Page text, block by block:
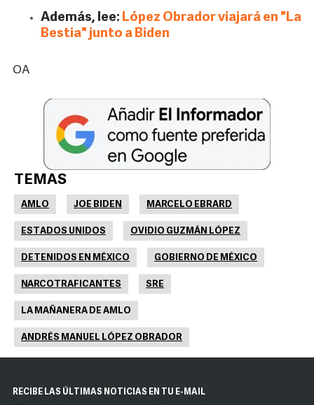
Además, lee: López Obrador viajará en "La
Bestia" junto a Biden
OA
TEMAS
AMLO JOE BIDEN MARCELO EBRARD
ESTADOS UNIDOS OVIDIO GUZMÁN LÓPEZ
DETENIDOS EN MÉXICO GOBIERNO DE MÉXICO
NARCOTRAFICANTES SRE
LA MAÑANERA DE AMLO
ANDRÉS MANUEL LÓPEZ OBRADOR
RECIBE LAS ÚLTIMAS NOTICIAS EN TU E-MAIL